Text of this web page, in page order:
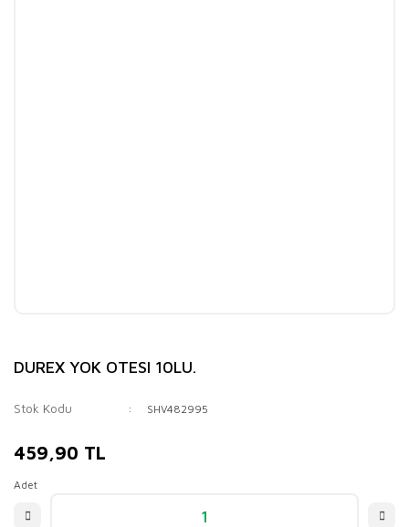
DUREX YOK OTESI 10LU.
Stok Kodu SHV482995
459,90 TL
Adet